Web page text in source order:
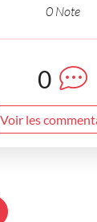
0 Note
0
Voir les